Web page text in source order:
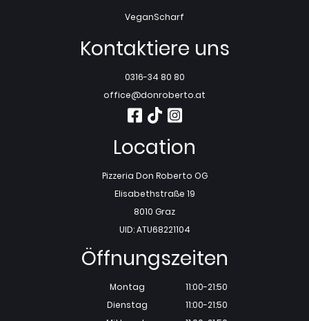
VeganScharf
Kontaktiere uns
0316-34 80 80
office@donroberto.at
Location
Pizzeria Don Roberto OG
Elisabethstraße 19
8010 Graz
UID: ATU68221104
Öffnungszeiten
Montag
Dienstag
11:00-21:50
11:00-21:50